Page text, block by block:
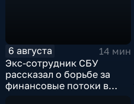
6 августа
14 мин
Экс-сотрудник СБУ
рассказал о борьбе за
финансовые потоки в